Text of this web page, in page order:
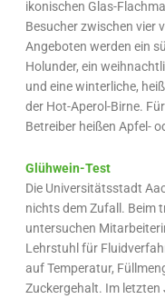
ikonischen Glas-
Besucher zwischen vier
Angeboten werden ein
Holunder, ein
und eine winterliche,
der Hot-Aperol-Birne.
Betreiber heißen Apfel-
Glühwein-Test
Die Universitätsstadt
nichts dem Zufall. Beim
untersuchen
Lehrstuhl für
auf Temperatur,
Zuckergehalt. Im